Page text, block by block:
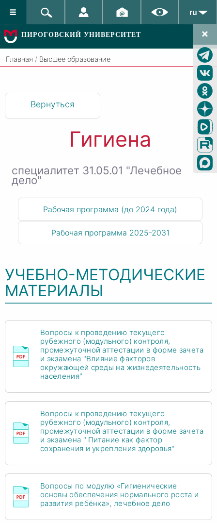
ru
ПИРОГОВСКИЙ УНИВЕРСИТЕТ
Главная / Высшее образование
Вернуться
Гигиена
специалитет 31.05.01 "Лечебное
дело"
Рабочая программа (до 2024 года)
Рабочая программа 2025-2031
УЧЕБНО-МЕТОДИЧЕСКИЕ
МАТЕРИАЛЫ
Вопросы к проведению текущего
рубежного (модульного) контроля,
промежуточной аттестации в форме зачета
и экзамена "Влияние факторов
окружающей среды на жизнедеятельность
населения"
Вопросы к проведению текущего
рубежного (модульного) контроля,
промежуточной аттестации в форме зачета
и экзамена " Питание как фактор
сохранения и укрепления здоровья"
Вопросы по модулю «Гигиенические
основы обеспечения нормального роста и
развития ребёнка», лечебное дело